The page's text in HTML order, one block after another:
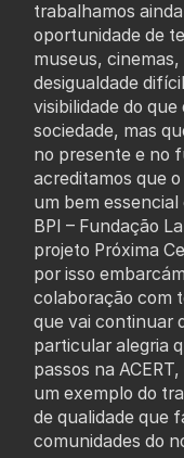
trabalhamos
oportunidade de
museus,
desigualdade
visibilidade do
sociedade, mas
no presente e no
acreditamos que
um bem essencial
BPI – Fundação
projeto Próxima
por isso
colaboração com
que vai continuar
particular alegria
passos na
um exemplo do
de qualidade que
comunidades do